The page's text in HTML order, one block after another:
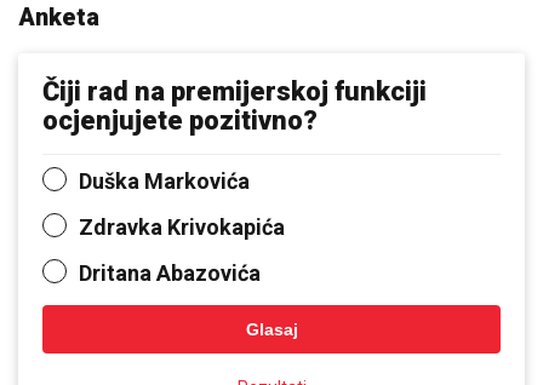
Anketa
Čiji rad na premijerskoj funkciji
ocjenjujete pozitivno?
Duška Markovića
Zdravka Krivokapića
Dritana Abazovića
Glasaj